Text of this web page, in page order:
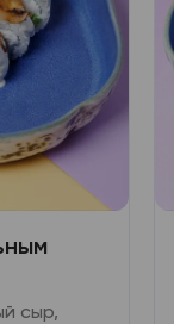
сыр,